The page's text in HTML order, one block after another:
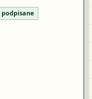
podpisane